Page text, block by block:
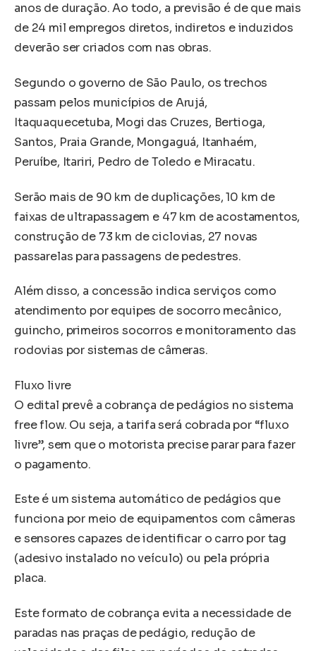
anos de duração. Ao todo, a previsão é de que mais
de 24 mil empregos diretos, indiretos e induzidos
deverão ser criados com nas obras.
Segundo o governo de São Paulo, os trechos
passam pelos municípios de Arujá,
Itaquaquecetuba, Mogi das Cruzes, Bertioga,
Santos, Praia Grande, Mongaguá, Itanhaém,
Peruíbe, Itariri, Pedro de Toledo e Miracatu.
Serão mais de 90 km de duplicações, 10 km de
faixas de ultrapassagem e 47 km de acostamentos,
construção de 73 km de ciclovias, 27 novas
passarelas para passagens de pedestres.
Além disso, a concessão indica serviços como
atendimento por equipes de socorro mecânico,
guincho, primeiros socorros e monitoramento das
rodovias por sistemas de câmeras.
Fluxo livre
O edital prevê a cobrança de pedágios no sistema
free flow. Ou seja, a tarifa será cobrada por “fluxo
livre”, sem que o motorista precise parar para fazer
o pagamento.
Este é um sistema automático de pedágios que
funciona por meio de equipamentos com câmeras
e sensores capazes de identificar o carro por tag
(adesivo instalado no veículo) ou pela própria
placa.
Este formato de cobrança evita a necessidade de
paradas nas praças de pedágio, redução de